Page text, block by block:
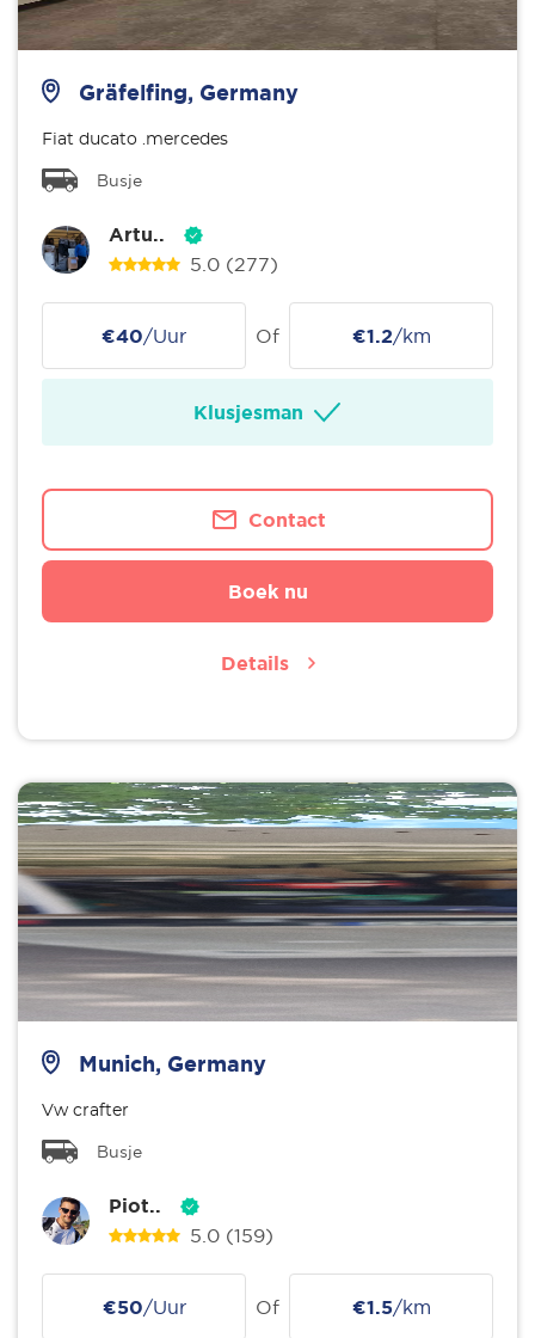
Gräfelfing, Germany
Fiat ducato .mercedes
Busje
Artu..
5.0 (277)
€40/Uur Of €1.2/km
Klusjesman
Contact
Boek nu
Details
Munich, Germany
Vw crafter
Busje
Piot..
5.0 (159)
€50/Uur Of €1.5/km